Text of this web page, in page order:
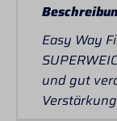
Easy Way
und gut